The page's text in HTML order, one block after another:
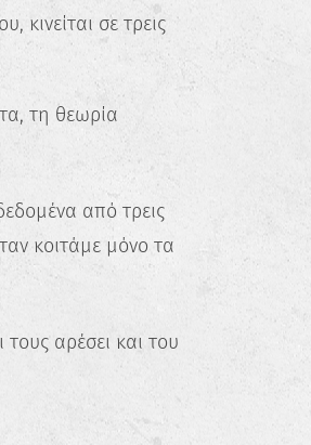
σε τρεις
τη θεωρία
από τρεις
κοιτάμε μόνο τα
αρέσει και του